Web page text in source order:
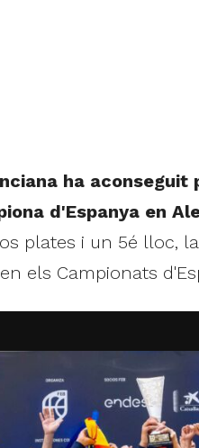
ha
d'Espanya en
plates i un 5é lloc,
els Campionats